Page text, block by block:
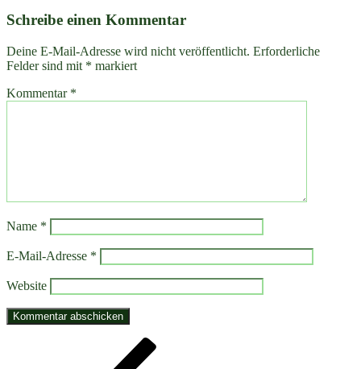
Schreibe einen Kommentar
Deine E-Mail-Adresse wird nicht veröffentlicht. Erforderliche
Felder sind mit * markiert
Kommentar *
Name *
E-Mail-Adresse *
Website
Beitragsnavigation